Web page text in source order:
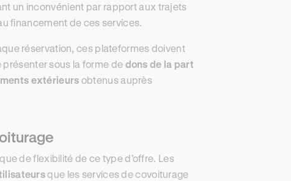
un inconvénient par rapport aux trajets
financement de ces services.
réservation, ces plateformes doivent
sous la forme de dons de la part
extérieurs obtenus auprès
de flexibilité de ce type d’offre. Les
que les services de covoiturage